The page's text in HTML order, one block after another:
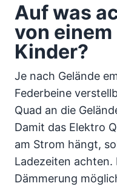
Auf was
von
Kinder?
Je nach Gelände
Federbeine
Quad an die
Damit das Elektro
am Strom hängt,
Ladezeiten
Dämmerung